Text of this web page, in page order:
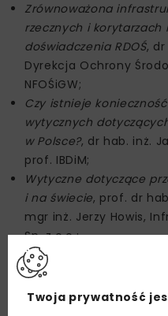
Zrównoważona
rzecznych i korytarzach
doświadczenia RDOŚ, dr
Dyrekcja Ochrony
NFOŚiGW;
Czy istnieje
wytycznych
w Polsce?, dr hab. inż.
prof. IBDiM;
Wytyczne dotyczące
i na świecie, prof. dr
mgr inż. Jerzy Howis,
Sp. z o.o.;
Czy przejścia dla
prefabrykowanej
zachodzących zmian
Twoja prywatność